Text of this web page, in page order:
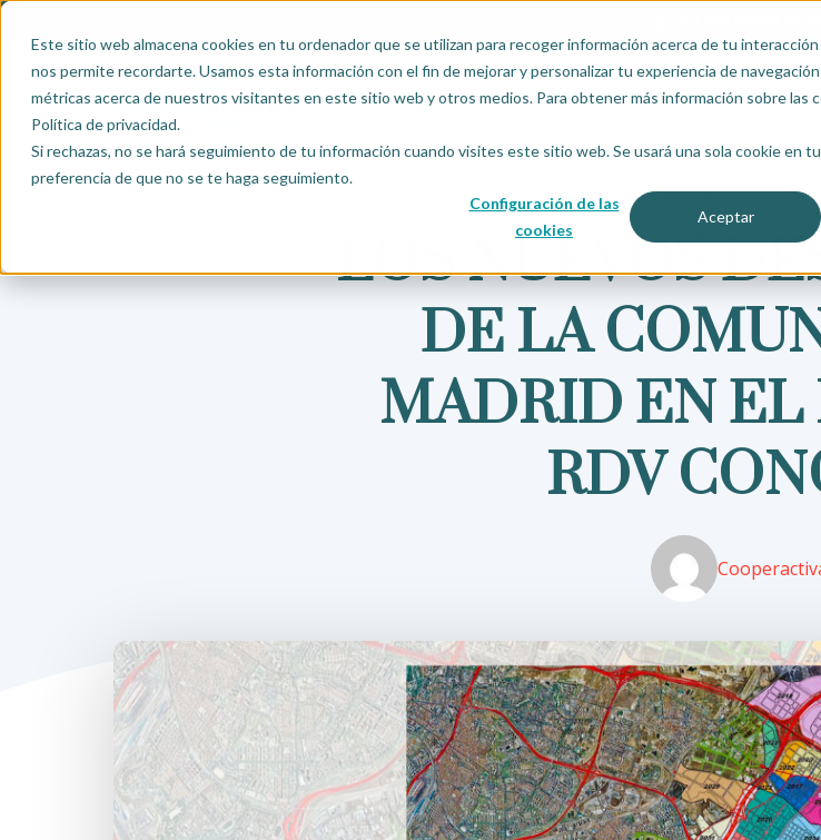
Este sitio web almacena cookies en tu ordenador que se utilizan para recoger información acerca de tu
nos permite recordarte. Usamos esta información con el fin de mejorar y personalizar tu experiencia de
métricas acerca de nuestros visitantes en este sitio web y otros medios. Para obtener más información sobre las
Política de privacidad.
Si rechazas, no se hará seguimiento de tu información cuando visites este sitio web. Se usará una sola cookie en
preferencia de que no se te haga seguimiento.
Configuración de las
cookies
Aceptar
INICIO QUIÉNES SOMOS ¿CÓMO FUNCIONA?
Mundo
LOS NUEVOS
DE LA
MADRID EN EL
RDV